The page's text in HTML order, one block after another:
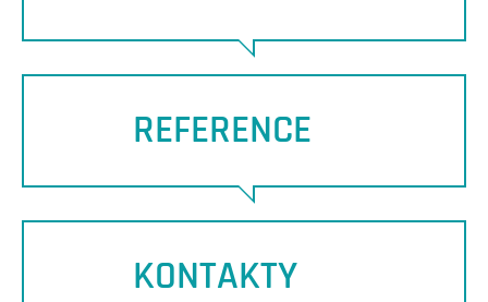
REFERENCE
KONTAKTY